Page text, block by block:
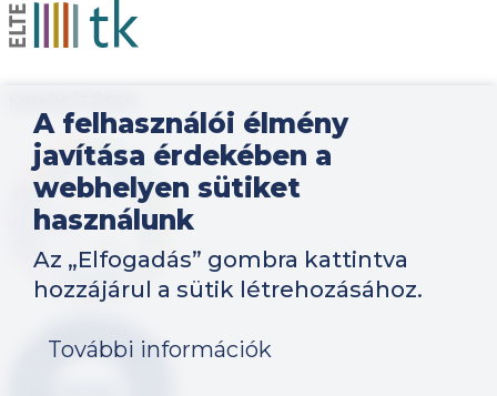
Kép
Kép
A felhasználói élmény
javítása érdekében a
webhelyen sütiket
használunk
Az „Elfogadás” gombra kattintva
hozzájárul a sütik létrehozásához.
További információk